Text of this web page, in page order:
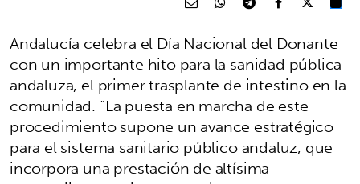
Andalucía celebra el Día Nacional del Donante
con un importante hito para la sanidad pública
andaluza, el primer trasplante de intestino en la
comunidad. “La puesta en marcha de este
procedimiento supone un avance estratégico
para el sistema sanitario público andaluz, que
incorpora una prestación de altísima